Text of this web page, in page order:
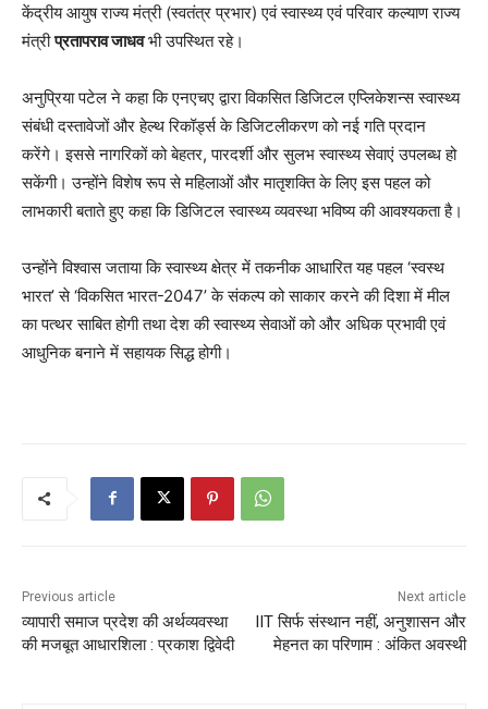
केंद्रीय आयुष राज्य मंत्री (स्वतंत्र प्रभार) एवं स्वास्थ्य एवं परिवार कल्याण राज्य
मंत्रीप्रतापराव जाधवभी उपस्थित रहे।
अनुप्रिया पटेल ने कहा कि एनएचए द्वारा विकसित डिजिटल एप्लिकेशन्स स्वास्थ्य
संबंधी दस्तावेजों और हेल्थ रिकॉर्ड्स के डिजिटलीकरण को नई गति प्रदान
करेंगे। इससे नागरिकों को बेहतर, पारदर्शी और सुलभ स्वास्थ्य सेवाएं उपलब्ध हो
सकेंगी। उन्होंने विशेष रूप से महिलाओं और मातृशक्ति के लिए इस पहल को
लाभकारी बताते हुए कहा कि डिजिटल स्वास्थ्य व्यवस्था भविष्य की आवश्यकता है।
उन्होंने विश्वास जताया कि स्वास्थ्य क्षेत्र में तकनीक आधारित यह पहल ‘स्वस्थ
भारत’ से ‘विकसित भारत-2047’ के संकल्प को साकार करने की दिशा में मील
का पत्थर साबित होगी तथा देश की स्वास्थ्य सेवाओं को और अधिक प्रभावी एवं
आधुनिक बनाने में सहायक सिद्ध होगी।
Previous article
व्यापारी समाज प्रदेश की अर्थव्यवस्था
की मजबूत आधारशिला : प्रकाश द्विवेदी
Next article
IIT सिर्फ संस्थान नहीं, अनुशासन और
मेहनत का परिणाम : अंकित अवस्थी